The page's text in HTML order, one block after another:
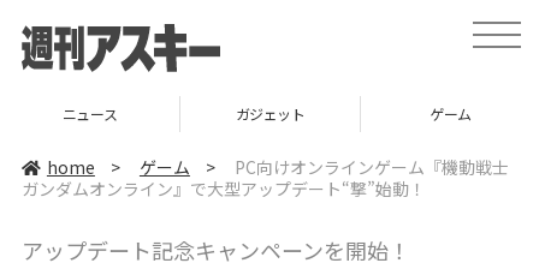
t
o
a
v
ニュース ガジェット ゲーム
home > ゲーム >
PC向けオンラインゲーム『機動戦士
ガンダムオンライン』で大型アップデート“撃”始動！
アップデート記念キャンペーンを開始！